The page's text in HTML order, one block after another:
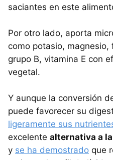
saciantes en este
Por otro lado, aporta
como potasio,
grupo B, vitamina E con
vegetal.
Y aunque la conversión
puede favorecer su
ligeramente sus
excelente alternativa a
y se ha demostrado que